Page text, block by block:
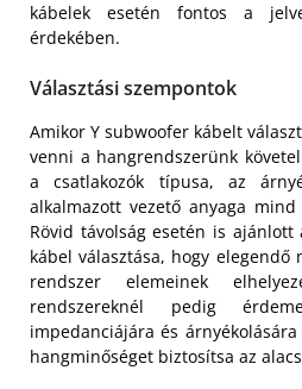
kábelek esetén fontos a
érdekében.
Választási szempontok
Amikor Y subwoofer kábelt
venni a hangrendszerünk
a csatlakozók típusa, az
alkalmazott vezető anyaga
Rövid távolság esetén is
kábel választása, hogy elegendő
rendszer elemeinek
rendszereknél pedig
impedanciájára és
hangminőséget biztosítsa az